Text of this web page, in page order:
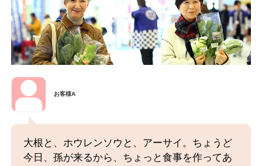
お客様A
大根と、ホウレンソウと、アーサイ。ちょうど
今日、孫が来るから、ちょっと食事を作ってあ